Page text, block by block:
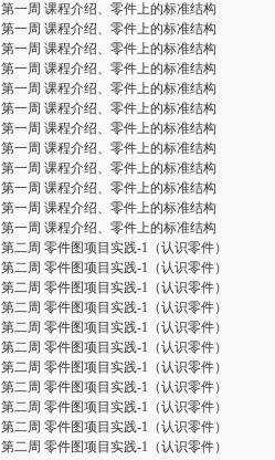
第一周 课程介绍、零件上的标准结构
第一周 课程介绍、零件上的标准结构
第一周 课程介绍、零件上的标准结构
第一周 课程介绍、零件上的标准结构
第一周 课程介绍、零件上的标准结构
第一周 课程介绍、零件上的标准结构
第一周 课程介绍、零件上的标准结构
第一周 课程介绍、零件上的标准结构
第一周 课程介绍、零件上的标准结构
第一周 课程介绍、零件上的标准结构
第一周 课程介绍、零件上的标准结构
第一周 课程介绍、零件上的标准结构
第二周 零件图项目实践-1（认识零件）
第二周 零件图项目实践-1（认识零件）
第二周 零件图项目实践-1（认识零件）
第二周 零件图项目实践-1（认识零件）
第二周 零件图项目实践-1（认识零件）
第二周 零件图项目实践-1（认识零件）
第二周 零件图项目实践-1（认识零件）
第二周 零件图项目实践-1（认识零件）
第二周 零件图项目实践-1（认识零件）
第二周 零件图项目实践-1（认识零件）
第二周 零件图项目实践-1（认识零件）